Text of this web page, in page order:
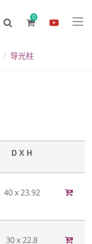
0
导光柱
D X H
40 x 23.92
30 x 22.8